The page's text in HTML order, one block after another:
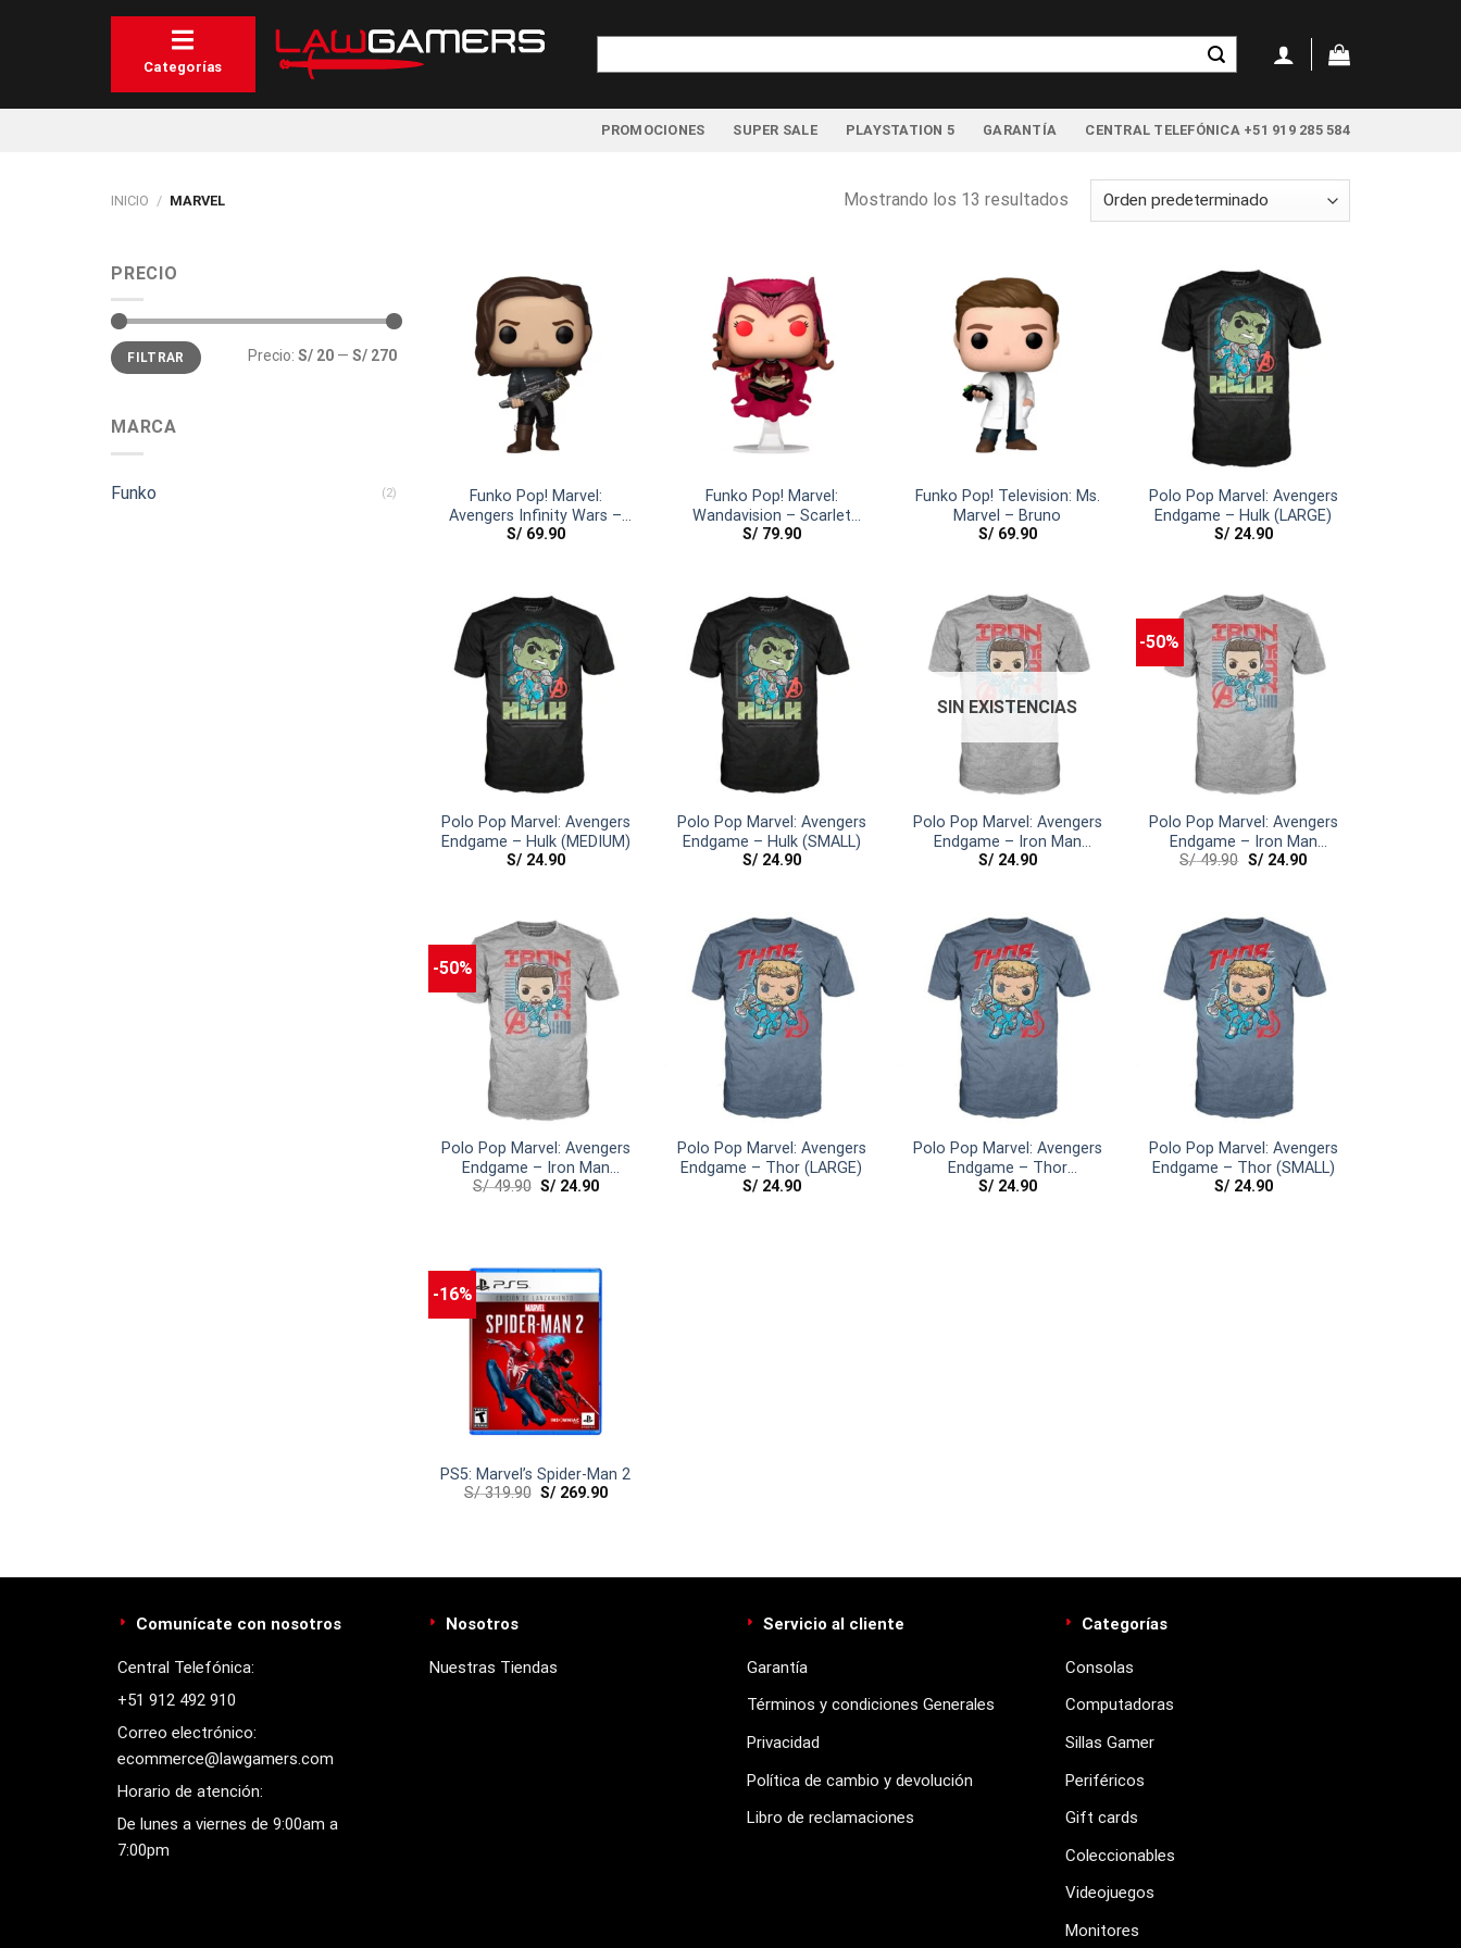
Categorías
PROMOCIONES SUPER SALE PLAYSTATION 5 GARANTÍA CENTRAL TELEFÓNICA +51 919 285 584
INICIO / MARVEL Mostrando los 13 resultados
PRECIO
Precio
mínimo
Precio
máximo
FILTRAR Precio: S/ 20— S/ 270
MARCA
Funko (2)
Funko Pop! Marvel:
Avengers Infinity Wars –
Buckey W/ Weapon
S/69.90
Funko Pop! Marvel:
Wandavision – Scarlet
Witch
S/79.90
Funko Pop! Television: Ms.
Marvel – Bruno
S/69.90
Polo Pop Marvel: Avengers
Endgame – Hulk (LARGE)
S/24.90
Polo Pop Marvel: Avengers
Endgame – Hulk (MEDIUM)
S/24.90
Polo Pop Marvel: Avengers
Endgame – Hulk (SMALL)
S/24.90
SIN EXISTENCIAS
Polo Pop Marvel: Avengers
Endgame – Iron Man
(EXTRA LARGE)
S/24.90
-50%
Polo Pop Marvel: Avengers
Endgame – Iron Man
(LARGE)
S/49.90 S/24.90
-50%
Polo Pop Marvel: Avengers
Endgame – Iron Man
(SMALL)
S/49.90 S/ 24.90
Polo Pop Marvel: Avengers
Endgame – Thor (LARGE)
S/24.90
Polo Pop Marvel: Avengers
Endgame – Thor
(MEDIUM)
S/24.90
Polo Pop Marvel: Avengers
Endgame – Thor (SMALL)
S/24.90
-16%
PS5: Marvel’s Spider-Man 2
S/319.90 S/ 269.90
Comunícate con nosotros
Central Telefónica:
+51 912 492 910
Correo electrónico:
ecommerce@lawgamers.com
Horario de atención:
De lunes a viernes de 9:00am a
7:00pm
Nosotros
Nuestras Tiendas
Servicio al cliente
Garantía
Términos y condiciones Generales
Privacidad
Política de cambio y devolución
Libro de reclamaciones
Categorías
Consolas
Computadoras
Sillas Gamer
Periféricos
Gift cards
Coleccionables
Videojuegos
Monitores